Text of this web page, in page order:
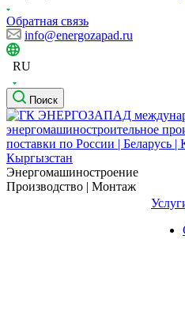
Обратная связь
info@energozapad.ru
RU
Поиск
Энергомашиностроение
Производство | Монтаж